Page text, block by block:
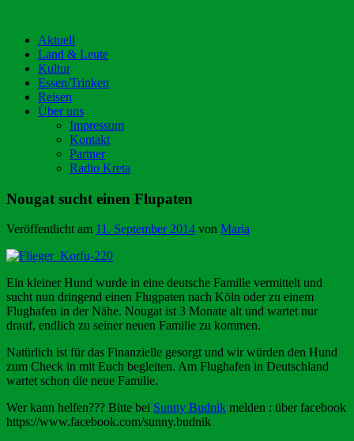
Aktuell
Land & Leute
Kultur
Essen/Trinken
Reisen
Über uns
Impressum
Kontakt
Partner
Radio Kreta
Nougat sucht einen Flupaten
Veröffentlicht am 11. September 2014 von Maria
Ein kleiner Hund wurde in eine deutsche Familie vermittelt und
sucht nun dringend einen Flugpaten nach Köln oder zu einem
Flughafen in der Nähe. Nougat ist 3 Monate alt und wartet nur
drauf, endlich zu seiner neuen Familie zu kommen.
Natürlich ist für das Finanzielle gesorgt und wir würden den Hund
zum Check in mit Euch begleiten. Am Flughafen in Deutschland
wartet schon die neue Familie.
Wer kann helfen??? Bitte bei Sunny Budnik melden : über facebook
https://www.facebook.com/sunny.budnik